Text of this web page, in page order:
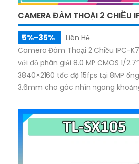
CAMERA ĐÀM THOẠI 2 CHIỀU
5%-35%
Liên Hệ
Camera Đàm Thoại 2 Chiều IPC-
với độ phân giải 8.0 MP CMOS 1/
3840×2160 tốc độ 15fps tại 8MP
3.6mm cho góc nhìn ngang
sáng bao gồm Full Color hồng
lên tới 30 mét.